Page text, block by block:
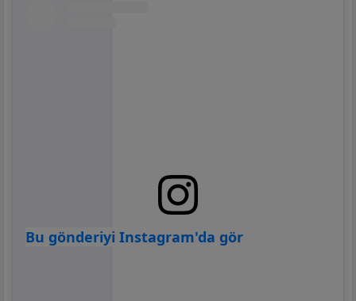
Bu gönderiyi Instagram'da gör